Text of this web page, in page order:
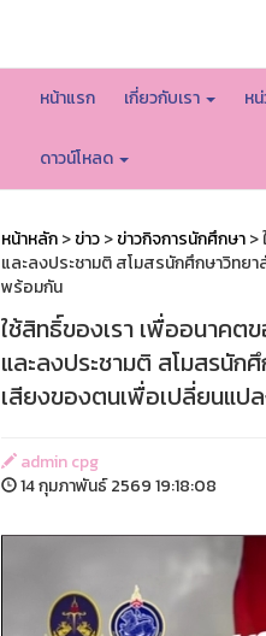
หน้าแรก เกี่ยวกับเรา ห
ดาวน์โหลด
หน้าหลัก>ข่าว>ข่าวกิจการนักศึกษา>
และลงประชามติ สโมสรนักศึกษาวิทย
พร้อมกัน
ใช้สิทธิ์ของเรา เพื่ออนาคต
และลงประชามติ สโมสรนัก
เสียงของตนเพื่อเปลี่ยนแป
admin cpg
14 กุมภาพันธ์ 2569 19:18:08